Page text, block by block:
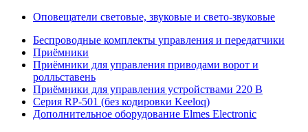
Оповещатели световые, звуковые и свето-звуковые
Беспроводные комплекты управления и передатчики
Приёмники
Приёмники для управления приводами ворот и
ролльставень
Приёмники для управления устройствами 220 В
Серия RP-501 (без кодировки Keeloq)
Дополнительное оборудование Elmes Electronic